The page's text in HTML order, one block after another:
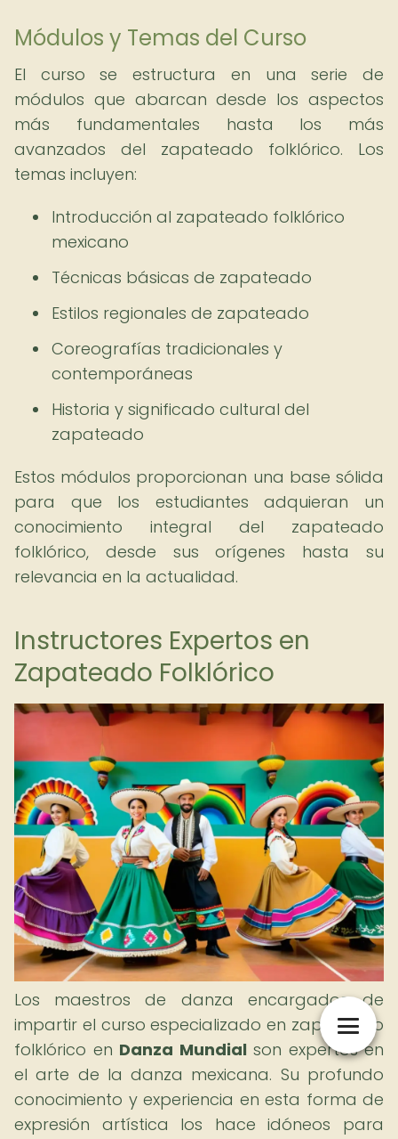
Módulos y Temas del Curso
El curso se estructura en una serie de
módulos que abarcan desde los aspectos
más fundamentales hasta los más
avanzados del zapateado folklórico. Los
temas incluyen:
Introducción al zapateado folklórico
mexicano
Técnicas básicas de zapateado
Estilos regionales de zapateado
Coreografías tradicionales y
contemporáneas
Historia y significado cultural del
zapateado
Estos módulos proporcionan una base sólida
para que los estudiantes adquieran un
conocimiento integral del zapateado
folklórico, desde sus orígenes hasta su
relevancia en la actualidad.
Instructores Expertos en
Zapateado Folklórico
Los maestros de danza encargados de
impartir el curso especializado en zapateado
folklórico en Danza Mundial son expertos en
el arte de la danza mexicana. Su profundo
conocimiento y experiencia en esta forma de
expresión artística los hace idóneos para